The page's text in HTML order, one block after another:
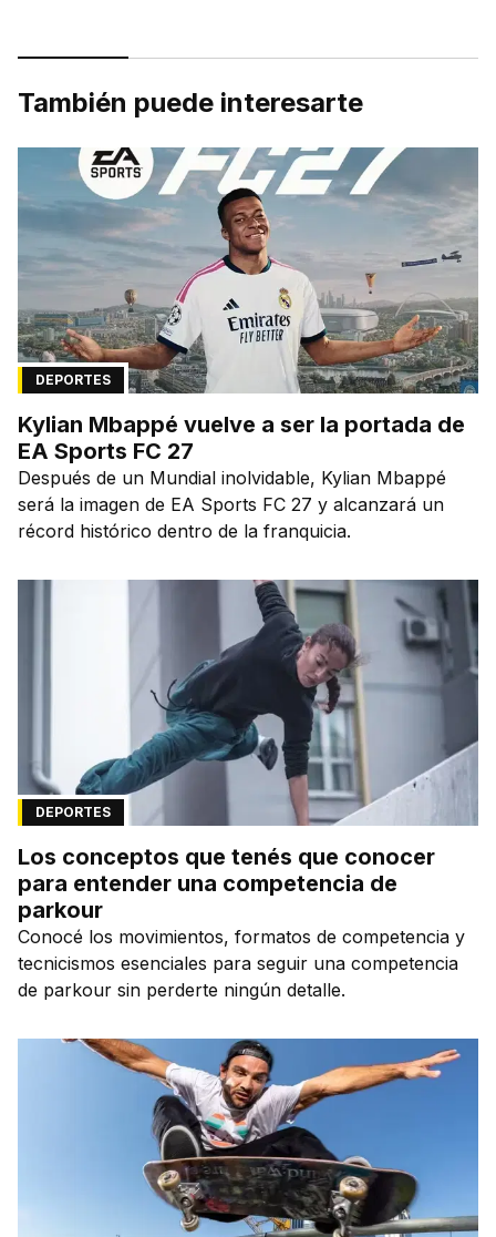
También puede interesarte
DEPORTES
Kylian Mbappé vuelve a ser la portada de
EA Sports FC 27
Después de un Mundial inolvidable, Kylian Mbappé
será la imagen de EA Sports FC 27 y alcanzará un
récord histórico dentro de la franquicia.
DEPORTES
Los conceptos que tenés que conocer
para entender una competencia de
parkour
Conocé los movimientos, formatos de competencia y
tecnicismos esenciales para seguir una competencia
de parkour sin perderte ningún detalle.